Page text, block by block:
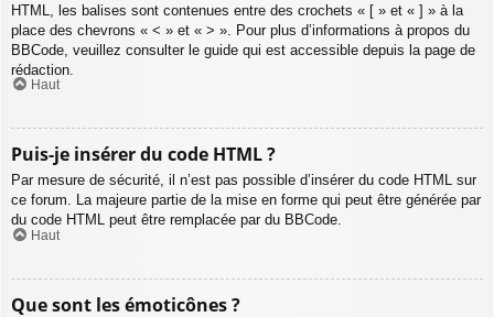
HTML, les balises sont contenues entre des crochets « [ » et « ] » à la
place des chevrons « < » et « > ». Pour plus d’informations à propos du
BBCode, veuillez consulter le guide qui est accessible depuis la page de
rédaction.
Haut
Puis-je insérer du code HTML ?
Par mesure de sécurité, il n’est pas possible d’insérer du code HTML sur
ce forum. La majeure partie de la mise en forme qui peut être générée par
du code HTML peut être remplacée par du BBCode.
Haut
Que sont les émoticônes ?